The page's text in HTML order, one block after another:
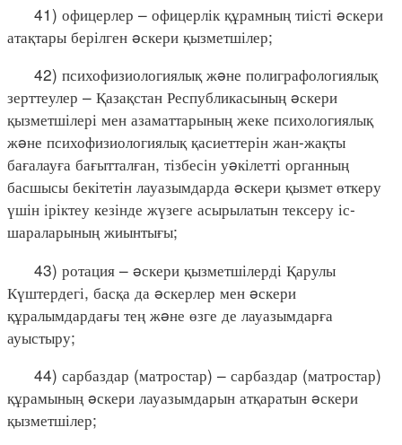
41) офицерлер – офицерлік құрамның тиісті əскери
атақтары берілген əскери қызметшілер;
42) психофизиологиялық жəне полиграфологиялық
зерттеулер – Қазақстан Республикасының əскери
қызметшілері мен азаматтарының жеке психологиялық
жəне психофизиологиялық қасиеттерін жан-жақты
бағалауға бағытталған, тізбесін уəкілетті органның
басшысы бекітетін лауазымдарда əскери қызмет өткеру
үшін іріктеу кезінде жүзеге асырылатын тексеру іс-
шараларының жиынтығы;
43) ротация – əскери қызметшілерді Қарулы
Күштердегі, басқа да əскерлер мен əскери
құралымдардағы тең жəне өзге де лауазымдарға
ауыстыру;
44) сарбаздар (матростар) – сарбаздар (матростар)
құрамының əскери лауазымдарын атқаратын əскери
қызметшілер;